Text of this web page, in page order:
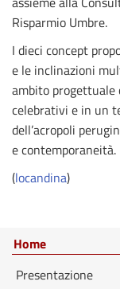
Risparmio Umbre.
I dieci concept
e le inclinazioni
ambito progettuale
celebrativi e in un
dell’acropoli
e contemporaneità.
(locandina)
Home
Presentazione